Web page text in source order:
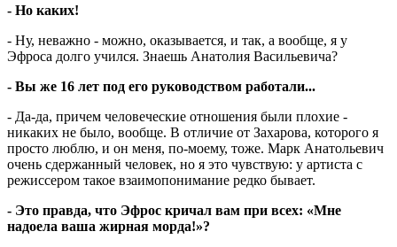
- Но каких!
- Ну, неважно - можно, оказывается, и так, а вообще, я у
Эфроса долго учился. Знаешь Анатолия Васильевича?
- Вы же 16 лет под его руководством работали...
- Да-да, причем человеческие отношения были плохие -
никаких не было, вообще. В отличие от Захарова, которого я
просто люблю, и он меня, по-моему, тоже. Марк Анатольевич
очень сдержанный человек, но я это чувствую: у артиста с
режиссером такое взаимопонимание редко бывает.
- Это правда, что Эфрос кричал вам при всех: «Мне
надоела ваша жирная морда!»?